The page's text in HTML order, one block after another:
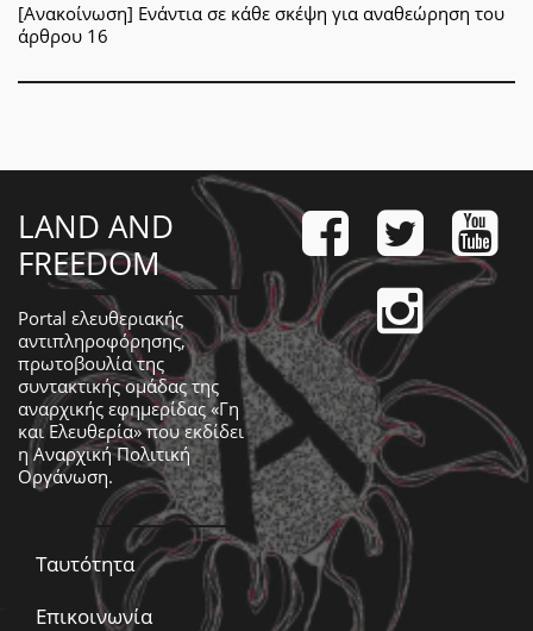
[Ανακοίνωση] Ενάντια σε κάθε σκέψη για αναθεώρηση του
άρθρου 16
LAND AND
FREEDOM
Portal ελευθεριακής
αντιπληροφόρησης,
πρωτοβουλία της
συντακτικής ομάδας της
αναρχικής εφημερίδας «Γη
και Ελευθερία» που εκδίδει
ηΑναρχική Πολιτική
Οργάνωση.
Ταυτότητα
Επικοινωνία